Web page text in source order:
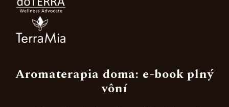
Aromaterapia doma: e-book plný
vôní